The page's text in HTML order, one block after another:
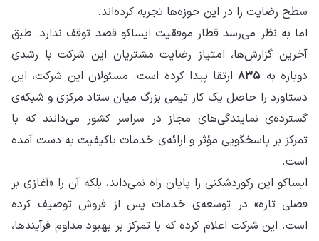
سطح رضایت را در این حوزه‌ها تجربه کرده‌اند.
اما به نظر می‌رسد قطار موفقیت ایساکو قصد توقف ندارد. طبق
آخرین گزارش‌ها، امتیاز رضایت مشتریان این شرکت با رشدی
دوباره به ۸۳۵ارتقا پیدا کرده است. مسئولان این شرکت، این
دستاورد را حاصل یک کار تیمی بزرگ میان ستاد مرکزی و شبکه‌ی
گسترده‌ی نمایندگی‌های مجاز در سراسر کشور می‌دانند که با
تمرکز بر پاسخگویی مؤثر و ارائه‌ی خدمات باکیفیت به دست آمده
است.
ایساکو این رکوردشکنی را پایان راه نمی‌داند، بلکه آن را «آغازی بر
فصلی تازه» در توسعه‌ی خدمات پس از فروش توصیف کرده
است. این شرکت اعلام کرده که با تمرکز بر بهبود مداوم فرآیندها،